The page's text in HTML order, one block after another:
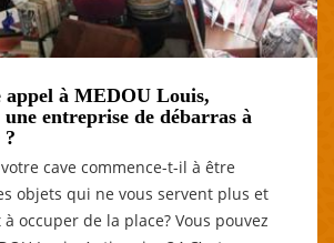
à MEDOU Louis,
entreprise de débarras à
?
cave commence-t-il à être
objets qui ne vous servent plus et
occuper de la place? Vous pouvez